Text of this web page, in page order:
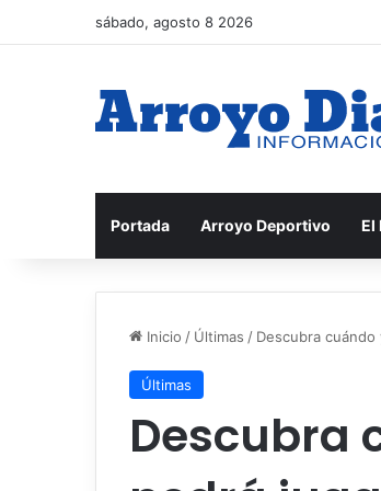
sábado, agosto 8 2026
Portada Arroyo Deportivo El
Inicio / Últimas / Descubra
Últimas
Descubra